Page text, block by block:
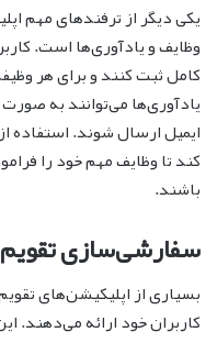
یکی دیگر از ترفندهای مهم
وظایف و یادآوری‌ها است.
کامل ثبت کنند و برای هر
یادآوری‌ها می‌توانند به
ایمیل ارسال شوند. استفاده
کند تا وظایف مهم خود را
باشند.
سفارشی‌سازی تقویم
بسیاری از اپلیکیشن‌های
کاربران خود ارائه می‌دهند.